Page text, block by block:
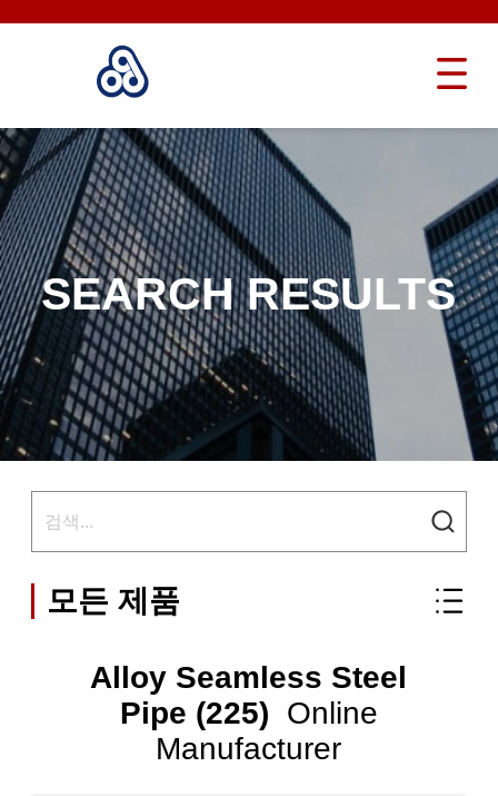
SEARCH RESULTS
모든 제품
Alloy Seamless Steel
Pipe (225) Online
Manufacturer